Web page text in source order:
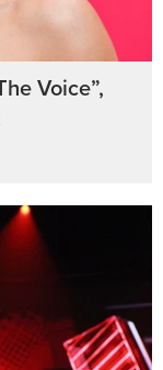
Voice”,